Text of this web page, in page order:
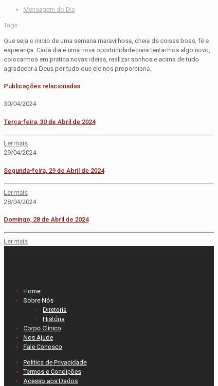
Mensagem do Dia
Tags
Que seja o inicio de uma semana maravilhosa, cheia de coisas boas, fé e
esperança. Cada dia é uma nova oportunidade para tentarmos algo novo,
colocarmos em pratica novas ideias, realizar sonhos e acima de tudo
agradecer a Deus por tudo que ele nos proporciona.
Publicações relacionadas
30/04/2024
Terça-feira, 30 de Abril de 2024
Ler mais
29/04/2024
Segunda-feira, 29 de Abril de 2024
Ler mais
28/04/2024
Domingo, 28 de Abril de 2024
Ler mais
Home
Sobre Nós
Diretoria
História
Corpo Clínico
Nos Ajude
Fale Conosco
Política de Privacidade
Termos e Condições
Acesso aos Dados